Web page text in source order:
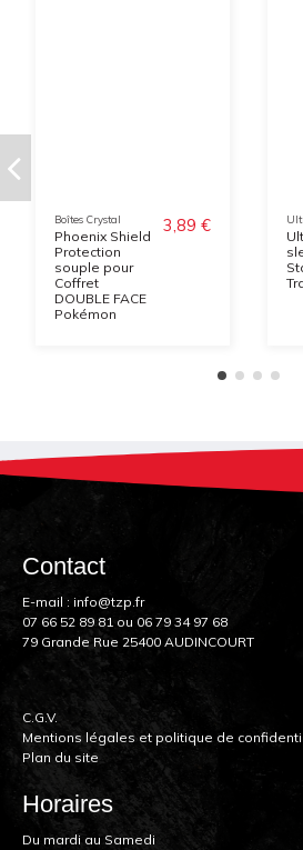
Boîtes Crystal
Phoenix Shield
Protection
souple pour
Coffret
DOUBLE FACE
Pokémon
3,89 €
Contact
E-mail : info@tzp.fr
07 66 52 89 81 ou 06 79 34 97 68
79 Grande Rue 25400 AUDINCOURT
C.G.V.
Mentions légales et politique de
Plan du site
Horaires
Du mardi au Samedi